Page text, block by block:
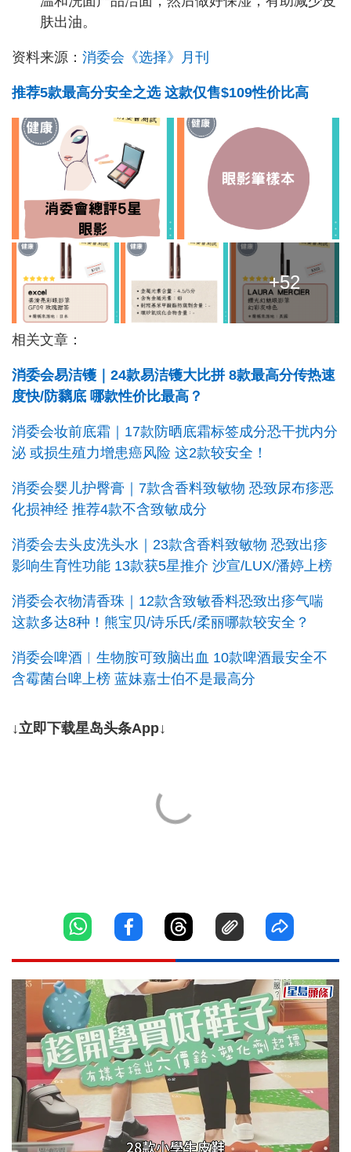
肤出油。
资料来源： 消委会《选择》月刊
推荐5款最高分安全之选 这款仅售$109性价比高
+52
相关文章：
消委会易洁镬｜24款易洁镬大比拼 8款最高分传热速
度快/防黐底 哪款性价比最高？
消委会妆前底霜｜17款防晒底霜标签成分恐干扰内分
泌 或损生殖力增患癌风险 这2款较安全！
消委会婴儿护臀膏｜7款含香料致敏物 恐致尿布疹恶
化损神经 推荐4款不含致敏成分
消委会去头皮洗头水｜23款含香料致敏物 恐致出疹
影响生育性功能 13款获5星推介 沙宣/LUX/潘婷上榜
消委会衣物清香珠｜12款含致敏香料恐致出疹气喘
这款多达8种！熊宝贝/诗乐氏/柔丽哪款较安全？
消委会啤酒︱生物胺可致脑出血 10款啤酒最安全不
含霉菌台啤上榜 蓝妹嘉士伯不是最高分
↓立即下载星岛头条App↓